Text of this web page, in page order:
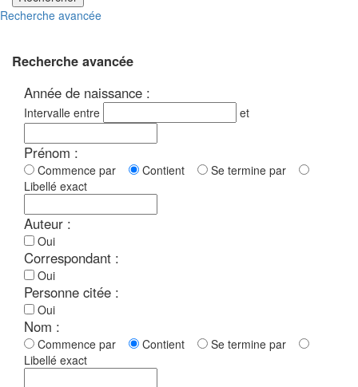
Recherche avancée
Recherche avancée
Année de naissance :
Intervalle entre et
Prénom :
Commence par Contient
Se termine par
Libellé exact
Auteur :
Oui
Correspondant :
Oui
Personne citée :
Oui
Nom :
Commence par Contient
Se termine par
Libellé exact